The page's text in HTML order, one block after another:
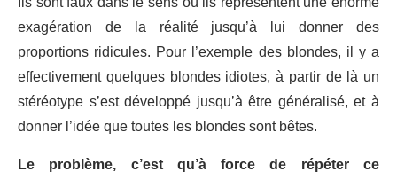
exagération de la réalité jusqu’à lui donner des
proportions ridicules. Pour l’exemple des blondes, il y a
effectivement quelques blondes idiotes, à partir de là un
stéréotype s’est développé jusqu’à être généralisé, et à
donner l’idée que toutes les blondes sont bêtes.
Le problème, c’est qu’à force de répéter ce